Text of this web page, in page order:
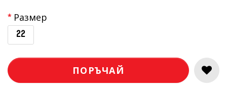
Размер
22
ПОРЪЧАЙ